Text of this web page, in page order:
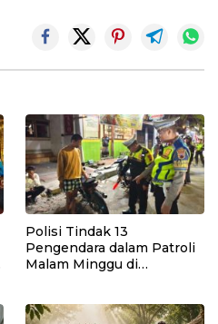
Polisi Tindak 13
Pengendara dalam Patroli
Malam Minggu di